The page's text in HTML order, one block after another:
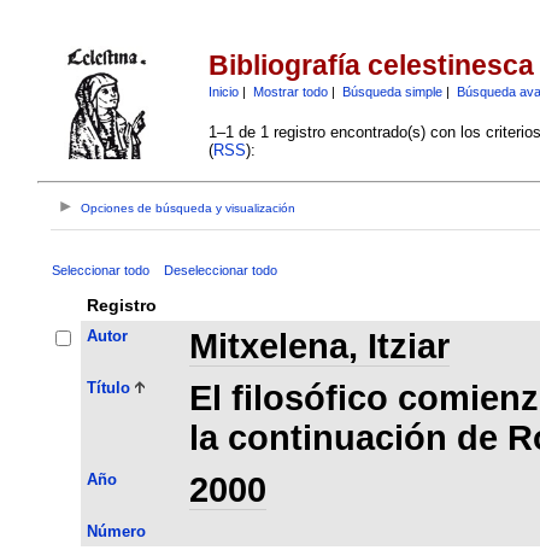
Bibliografía celestinesca
Inicio| Mostrar todo| Búsqueda simple| Búsqueda
1–1 de 1 registro encontrado(s) con los
(RSS):
Opciones de búsqueda y visualización
Seleccionar todo Deseleccionar todo
Registro
Autor Mitxelena, Itziar
Título
El filosófico
la continuación de
Año 2000
Número